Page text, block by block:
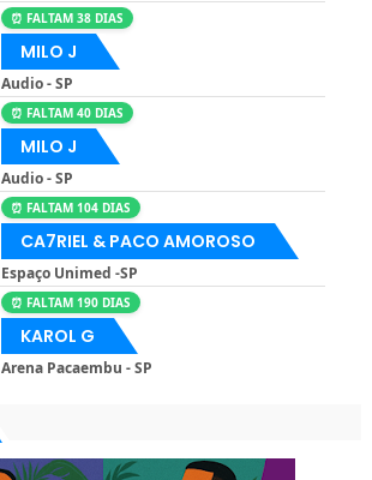
⏰ FALTAM 38 DIAS
MILO J
Audio - SP
⏰ FALTAM 40 DIAS
MILO J
Audio - SP
⏰ FALTAM 104 DIAS
CA7RIEL & PACO AMOROSO
Espaço Unimed -SP
⏰ FALTAM 190 DIAS
KAROL G
Arena Pacaembu - SP